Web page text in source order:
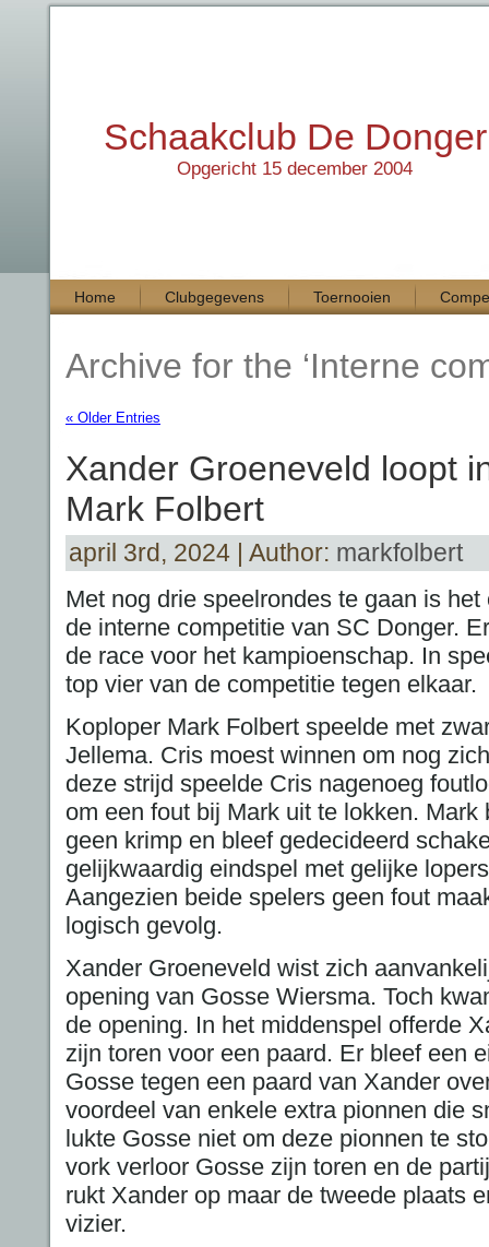
Schaakclub De Donger
Opgericht 15 december 2004
Home Clubgegevens Toernooien
Archive for the ‘Interne
« Older Entries
Xander Groeneveld loopt
Mark Folbert
april 3rd, 2024 | Author: markfolbert
Met nog drie speelrondes te gaan is
de interne competitie van SC Donger.
de race voor het kampioenschap. In
top vier van de competitie tegen elkaar.
Koploper Mark Folbert speelde met
Jellema. Cris moest winnen om nog
deze strijd speelde Cris nagenoeg
om een fout bij Mark uit te lokken. Mark
geen krimp en bleef gedecideerd
gelijkwaardig eindspel met gelijke
Aangezien beide spelers geen fout
logisch gevolg.
Xander Groeneveld wist zich
opening van Gosse Wiersma. Toch
de opening. In het middenspel offerde
zijn toren voor een paard. Er bleef een
Gosse tegen een paard van Xander
voordeel van enkele extra pionnen die
lukte Gosse niet om deze pionnen te
vork verloor Gosse zijn toren en de
rukt Xander op maar de tweede plaats
vizier.